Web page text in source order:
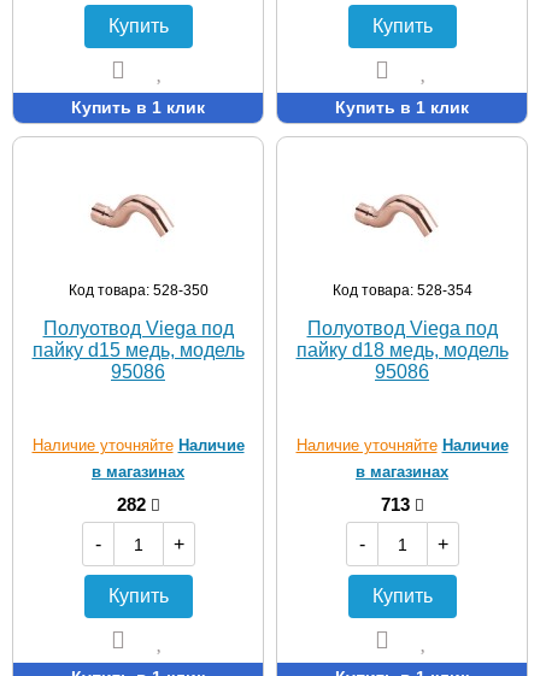
Купить
Купить в 1 клик
Купить
Купить в 1 клик
Код товара: 528-350
Полуотвод Viega под
пайку d15 медь, модель
95086
Наличие уточняйте Наличие
в магазинах
282
-
+
Купить
Код товара: 528-354
Полуотвод Viega под
пайку d18 медь, модель
95086
Наличие уточняйте Наличие
в магазинах
713
-
+
Купить